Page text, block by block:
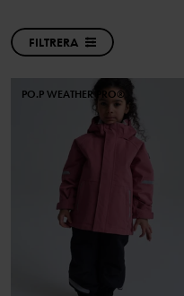
FILTRERA
PO.P WEATHER PRO®